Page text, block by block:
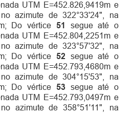
UTM E=452.826,9419m e
no azimute de 322°33'24", na
Do vértice 51 segue até o
UTM E=452.804,2251m e
no azimute de 323°57'32", na
Do vértice 52 segue até o
UTM E=452.793,4680m e
no azimute de 304°15'53", na
Do vértice 53 segue até o
UTM E=452.793,0497m e
no azimute de 358°51'11", na